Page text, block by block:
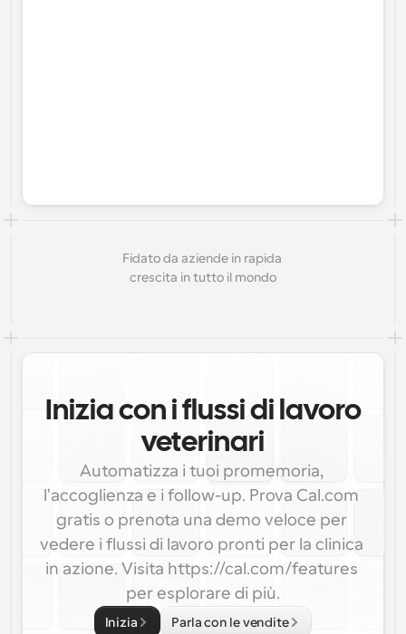
Fidato da aziende in rapida
crescita in tutto il mondo
Inizia con i flussi di lavoro
veterinari
Automatizza i tuoi promemoria,
l'accoglienza e i follow-up. Prova Cal.com
gratis o prenota una demo veloce per
vedere i flussi di lavoro pronti per la clinica
in azione. Visita https://cal.com/features
per esplorare di più.
Inizia Parla con le vendite